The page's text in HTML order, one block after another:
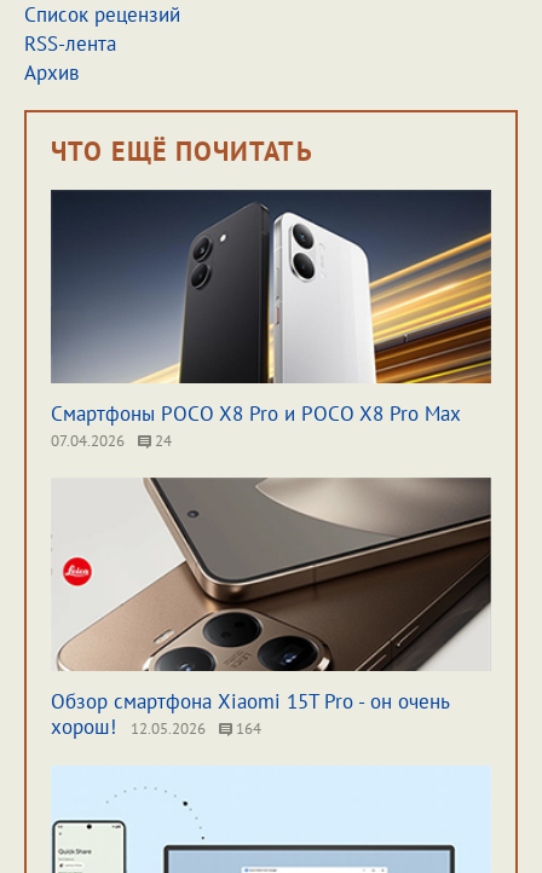
Список рецензий
RSS-лента
Архив
ЧТО ЕЩЁ ПОЧИТАТЬ
Смартфоны POCO X8 Pro и POCO X8 Pro Max
07.04.2026 24
Обзор смартфона Xiaomi 15T Pro - он очень
хорош!
12.05.2026 164